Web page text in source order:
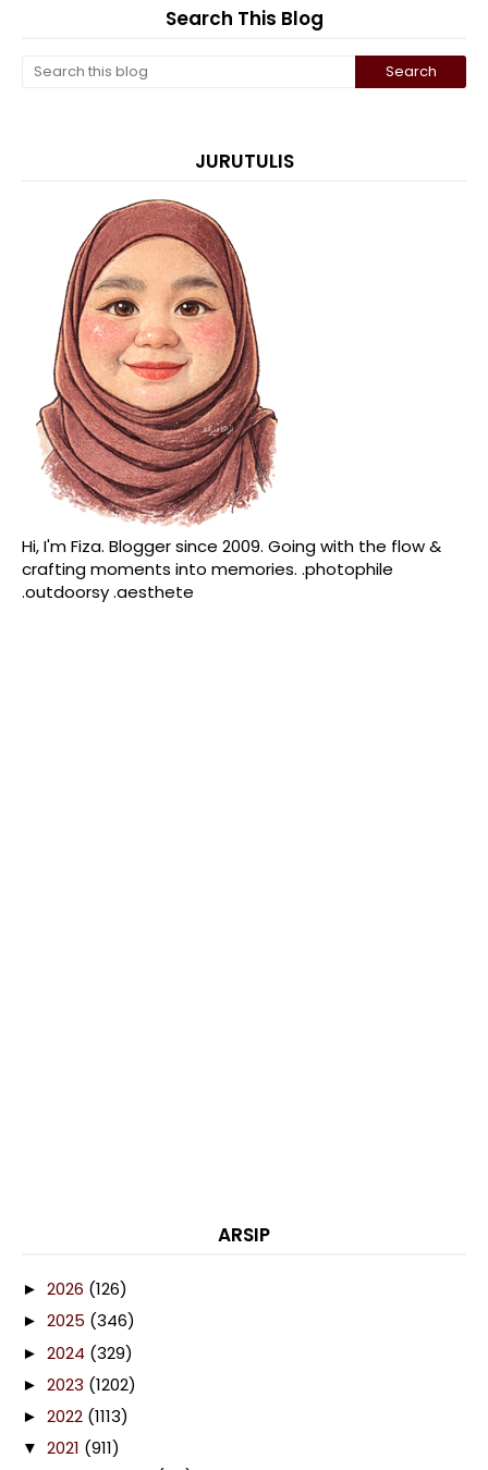
Search This Blog
JURUTULIS
Hi, I'm Fiza. Blogger since 2009. Going with the flow &
crafting moments into memories. .photophile
.outdoorsy .aesthete
ARSIP
► 2026 (126)
► 2025 (346)
► 2024 (329)
► 2023 (1202)
► 2022 (1113)
▼ 2021 (911)